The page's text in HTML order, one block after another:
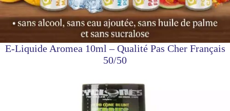
E-Liquide Aromea 10ml – Qualité Pas Cher Français
50/50